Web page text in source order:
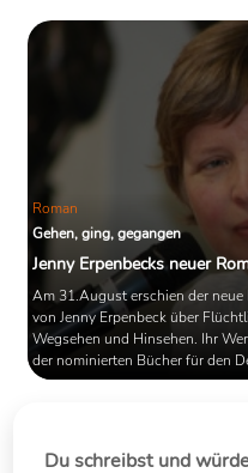
Roman
Gehen, ging, gegangen
Jenny Erpenbecks neuer
Am 31.August erschien der neue
von Jenny Erpenbeck über
Wegsehen und Hinsehen. Ihr
der nominierten Bücher für den
Oktober auf der Frankfurter
Du schreibst und